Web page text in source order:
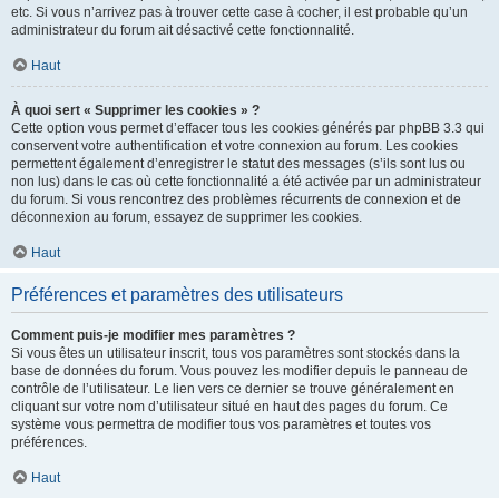
etc. Si vous n’arrivez pas à trouver cette case à cocher, il est probable qu’un
administrateur du forum ait désactivé cette fonctionnalité.
Haut
À quoi sert « Supprimer les cookies » ?
Cette option vous permet d’effacer tous les cookies générés par phpBB 3.3 qui
conservent votre authentification et votre connexion au forum. Les cookies
permettent également d’enregistrer le statut des messages (s’ils sont lus ou
non lus) dans le cas où cette fonctionnalité a été activée par un administrateur
du forum. Si vous rencontrez des problèmes récurrents de connexion et de
déconnexion au forum, essayez de supprimer les cookies.
Haut
Préférences et paramètres des utilisateurs
Comment puis-je modifier mes paramètres ?
Si vous êtes un utilisateur inscrit, tous vos paramètres sont stockés dans la
base de données du forum. Vous pouvez les modifier depuis le panneau de
contrôle de l’utilisateur. Le lien vers ce dernier se trouve généralement en
cliquant sur votre nom d’utilisateur situé en haut des pages du forum. Ce
système vous permettra de modifier tous vos paramètres et toutes vos
préférences.
Haut